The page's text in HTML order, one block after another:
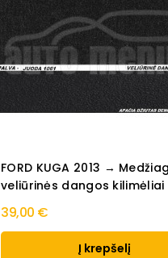
FORD KUGA 2013 →
veliūrinės dangos kilimėliai
39,00 €
Į krepšelį